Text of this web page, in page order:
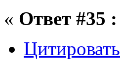
« Ответ #35 :
Цитировать